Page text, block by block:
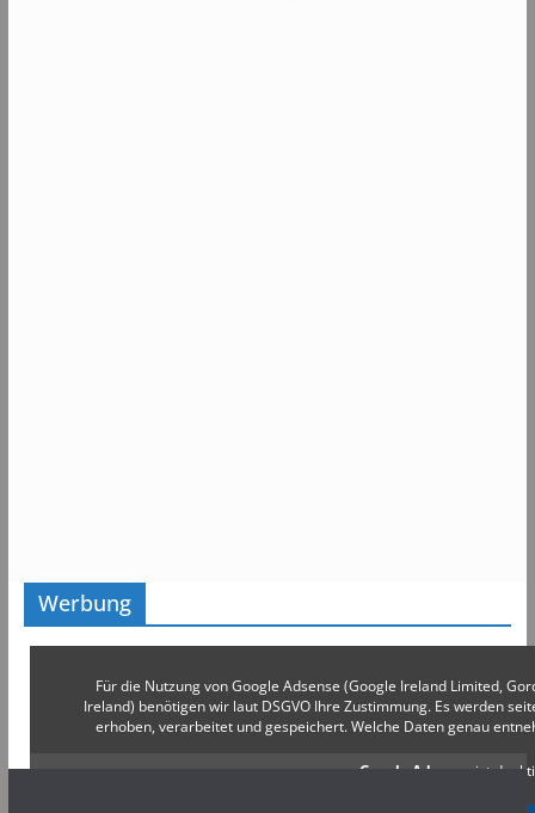
Werbung
Für die Nutzung von Google Adsense (Google Ireland Limited,
Ireland) benötigen wir laut DSGVO Ihre Zustimmung. Es werden
erhoben, verarbeitet und gespeichert. Welche Daten genau
Google Adsense ist